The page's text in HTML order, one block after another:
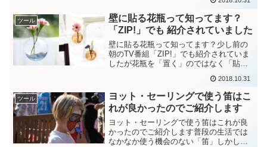
誰もが必ず飼ってみる生き物に「金魚」
がいます。ペットショップやホームセン
ターなどでも購入すること...
ツール
壁に貼る花瓶って知ってます？
「ZIP!」でも 紹介されていました
壁に貼る花瓶って知ってます？少し前の
朝のTV番組「ZIP!」でも紹介されていま
したが花瓶を「置く」のではなく「貼
ます。なかなか斬新なアイデアなので
「はて？想像がつかない」という方も多
いでしょう。イメージ的...
2018.10.31
ツール
ヨット・セーリングで使う笛はこ
れが良かったのでご紹介します
ヨット・セーリングで使う笛はこれが良
かったのでご紹介します普段の生活では
なかなか使う機会のない「笛」しかし、